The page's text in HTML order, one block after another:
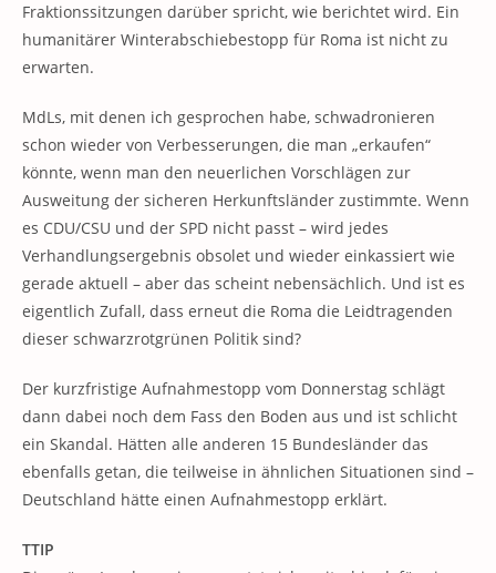
Fraktionssitzungen darüber spricht, wie berichtet wird. Ein
humanitärer Winterabschiebestopp für Roma ist nicht zu
erwarten.
MdLs, mit denen ich gesprochen habe, schwadronieren
schon wieder von Verbesserungen, die man „erkaufen“
könnte, wenn man den neuerlichen Vorschlägen zur
Ausweitung der sicheren Herkunftsländer zustimmte. Wenn
es CDU/CSU und der SPD nicht passt – wird jedes
Verhandlungsergebnis obsolet und wieder einkassiert wie
gerade aktuell – aber das scheint nebensächlich. Und ist es
eigentlich Zufall, dass erneut die Roma die Leidtragenden
dieser schwarzrotgrünen Politik sind?
Der kurzfristige Aufnahmestopp vom Donnerstag schlägt
dann dabei noch dem Fass den Boden aus und ist schlicht
ein Skandal. Hätten alle anderen 15 Bundesländer das
ebenfalls getan, die teilweise in ähnlichen Situationen sind –
Deutschland hätte einen Aufnahmestopp erklärt.
TTIP